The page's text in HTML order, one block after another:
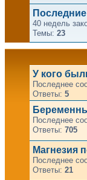
40 недель
Темы: 23
У кого
Последнее
Ответы: 5
Последнее
Ответы: 705
Магнезия
Последнее
Ответы: 21